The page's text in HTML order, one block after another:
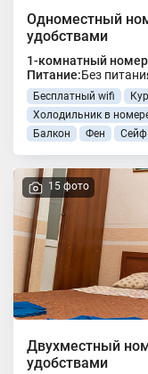
Одноместный
удобствами
1-комнатный номер
Питание:Без
Бесплатный wifi
Холодильник в
Балкон
Фен Сейф
15 фото
Двухместный
удобствами